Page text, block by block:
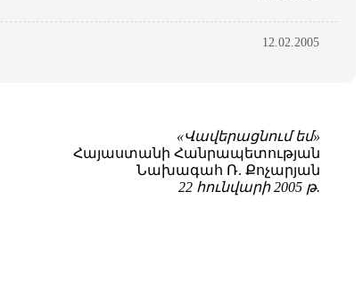
12.02.2005
«Վավերացնում եմ»
Հայաստանի Հանրապետության
Նախագահ Ռ. Քոչարյան
22 հունվարի 2005 թ.